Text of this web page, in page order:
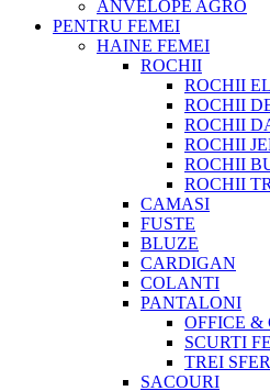
ANVELOPE AGRO
PENTRU FEMEI
HAINE FEMEI
ROCHII
ROCHII
ROCHII
ROCHII
ROCHII
ROCHII
ROCHII
CAMASI
FUSTE
BLUZE
CARDIGAN
COLANTI
PANTALONI
OFFICE &
SCURTI
TREI
SACOURI